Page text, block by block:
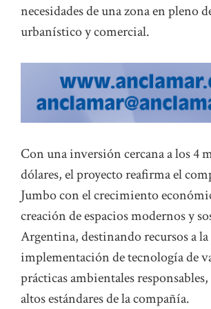
necesidades de una zona en pleno
urbanístico y comercial.
Con una inversión cercana a los 4
dólares, el proyecto reafirma el
Jumbo con el crecimiento
creación de espacios modernos y
Argentina, destinando recursos a la
implementación de tecnología de
prácticas ambientales responsables,
altos estándares de la compañía.